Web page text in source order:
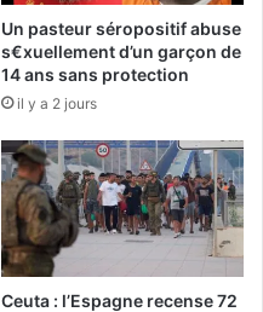
Un pasteur séropositif abuse
s€xuellement d’un garçon de
14 ans sans protection
il y a 2 jours
Ceuta : l’Espagne recense 72